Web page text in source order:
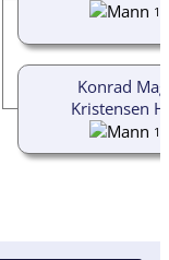
Konrad
Kristensen